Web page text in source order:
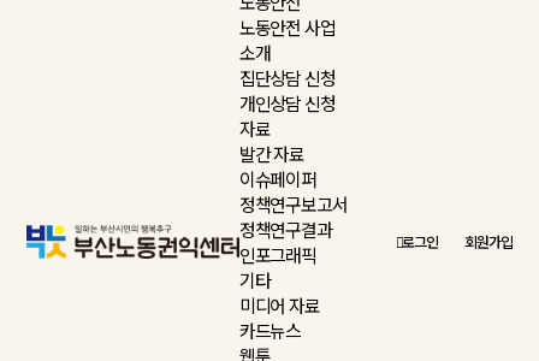
노동안전 사업
소개
집단상담 신청
개인상담 신청
자료
발간 자료
이슈페이퍼
정책연구보고서
정책연구결과
인포그래픽
기타
미디어 자료
카드뉴스
웹툰
로그인 회원가입